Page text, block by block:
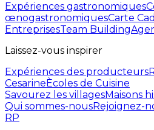
Expériences gastronomiques
œnogastronomiquesCarte
EntreprisesTeam Building
Laissez-vous inspirer
Expériences des producteurs
CesarineÈcoles de Cuisine
Savourez les villagesMaisons
Qui sommes-nousRejoignez-
RP